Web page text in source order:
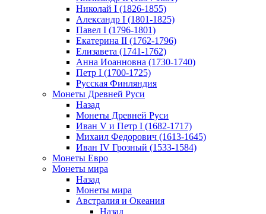
Николай I (1826-1855)
Александр I (1801-1825)
Павел I (1796-1801)
Екатерина II (1762-1796)
Елизавета (1741-1762)
Анна Иоанновна (1730-1740)
Петр I (1700-1725)
Русская Финляндия
Монеты Древней Руси
Назад
Монеты Древней Руси
Иван V и Петр I (1682-1717)
Михаил Федорович (1613-1645)
Иван IV Грозный (1533-1584)
Монеты Евро
Монеты мира
Назад
Монеты мира
Австралия и Океания
Назад